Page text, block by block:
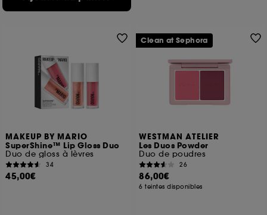
MAKEUP BY MARIO
SuperShine™ Lip Gloss Duo
Duo de gloss à lèvres
34
45,00€
WESTMAN ATELIER
Les Duos Powder
Duo de poudres
26
86,00€
6 teintes disponibles
Clean at Sephora